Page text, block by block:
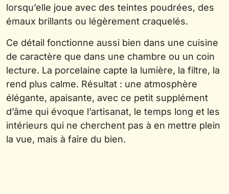
lorsqu’elle joue avec des teintes poudrées, des
émaux brillants ou légèrement craquelés.
Ce détail fonctionne aussi bien dans une cuisine
de caractère que dans une chambre ou un coin
lecture. La porcelaine capte la lumière, la filtre, la
rend plus calme. Résultat : une atmosphère
élégante, apaisante, avec ce petit supplément
d’âme qui évoque l’artisanat, le temps long et les
intérieurs qui ne cherchent pas à en mettre plein
la vue, mais à faire du bien.